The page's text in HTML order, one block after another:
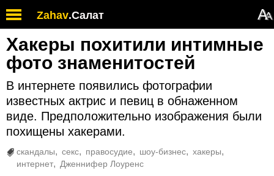
Zahav.Салат АА
Хакеры похитили интимные
фото знаменитостей
В интернете появились фотографии
известных актрис и певиц в обнаженном
виде. Предположительно изображения были
похищены хакерами.
скандалы секс правосудие шоу-бизнес
хакеры
интернет
Дженнифер Лоуренс